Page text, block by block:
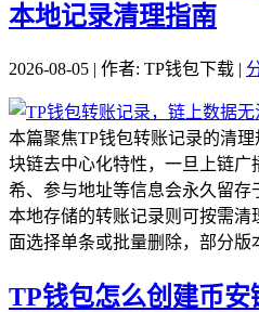
本地记录清理指南
2026-08-05 | 作者: TP钱包下载 |
本篇聚焦TP钱包转账记录的清
块链去中心化特性，一旦上链
希、参与地址等信息会永久留存
本地存储的转账记录则可按需
面选择单条或批量删除，部分版
TP钱包怎么创建币